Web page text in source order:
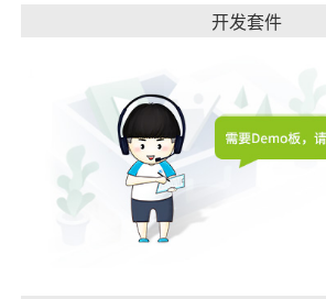
开发套件